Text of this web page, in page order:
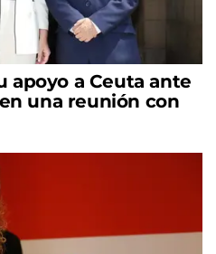
apoyo a Ceuta ante
una reunión con